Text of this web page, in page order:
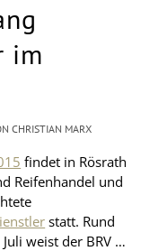
im
findet in Rösrath
Reifenhandel und
statt. Rund
weist der BRV …
CHRISTIAN MARX